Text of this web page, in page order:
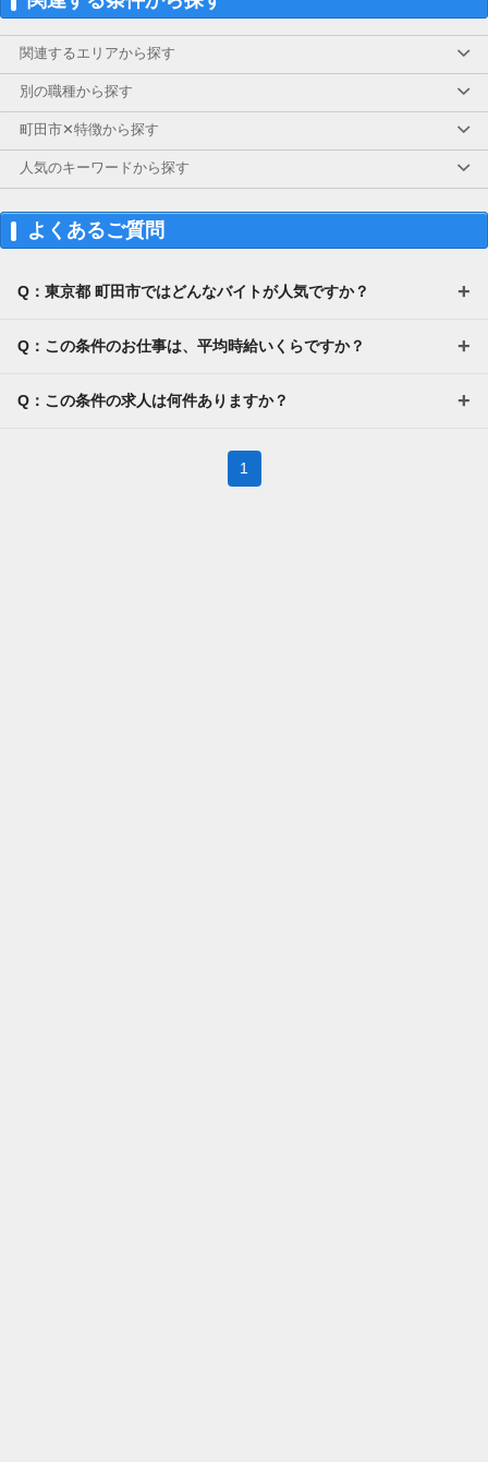
関連するエリアから探す
別の職種から探す
町田市✕特徴から探す
人気のキーワードから探す
よくあるご質問
Q：東京都 町田市ではどんなバイトが人気ですか？
Q：この条件のお仕事は、平均時給いくらですか？
Q：この条件の求人は何件ありますか？
1